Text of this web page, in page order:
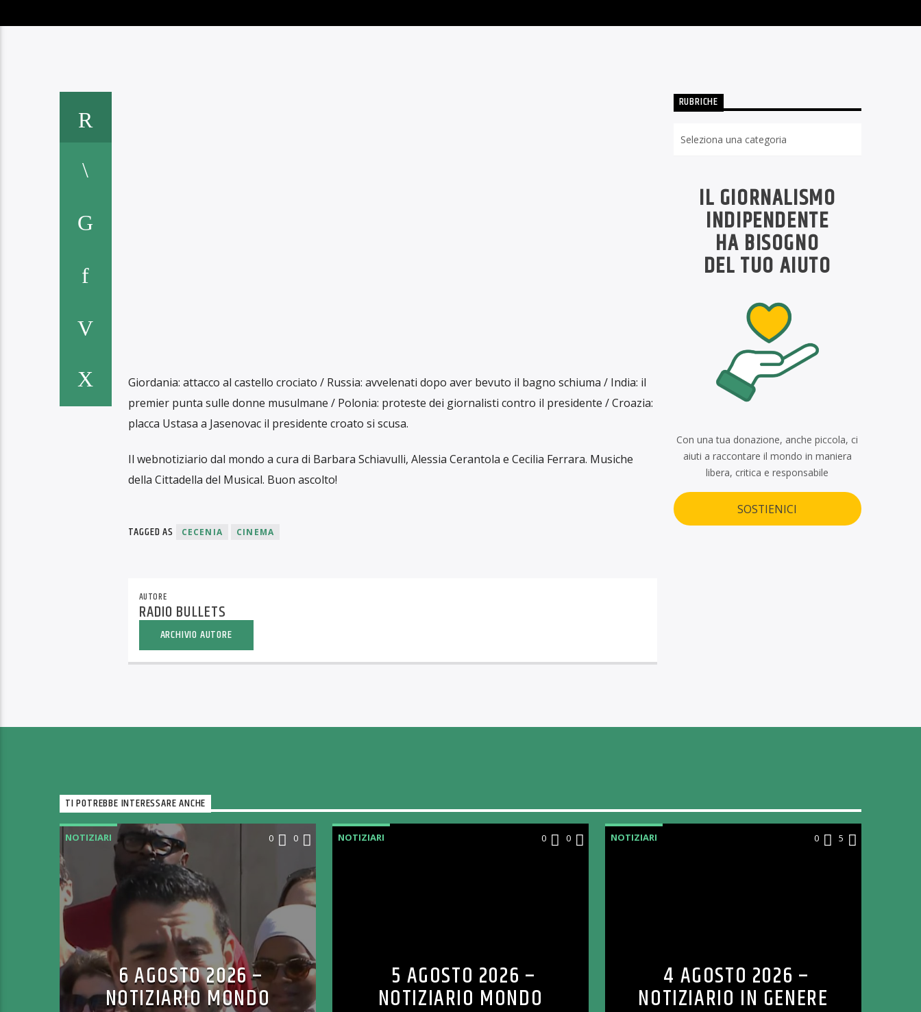
Giordania: attacco al castello crociato / Russia: avvelenati dopo aver bevuto il bagno schiuma / India: il
premier punta sulle donne musulmane / Polonia: proteste dei giornalisti contro il presidente / Croazia:
placca Ustasa a Jasenovac il presidente croato si scusa.
Il webnotiziario dal mondo a cura di Barbara Schiavulli, Alessia Cerantola e Cecilia Ferrara. Musiche
della Cittadella del Musical. Buon ascolto!
TAGGED AS CECENIA CINEMA
AUTORE
RADIO BULLETS
ARCHIVIO AUTORE
RUBRICHE
IL GIORNALISMO
INDIPENDENTE
HA BISOGNO
DEL TUO AIUTO
Con una tua donazione, anche piccola, ci
aiuti a raccontare il mondo in maniera
libera, critica e responsabile
SOSTIENICI
TI POTREBBE INTERESSARE ANCHE
NOTIZIARI 0 0
6 AGOSTO 2026 –
NOTIZIARIO MONDO
NOTIZIARI 0 0
5 AGOSTO 2026 –
NOTIZIARIO MONDO
NOTIZIARI 0 5
4 AGOSTO 2026 –
NOTIZIARIO IN GENERE